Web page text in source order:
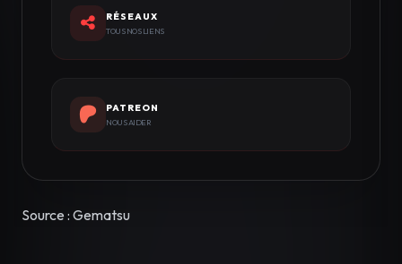
RÉSEAUX
TOUS NOS LIENS
PATREON
NOUS AIDER
Source : Gematsu